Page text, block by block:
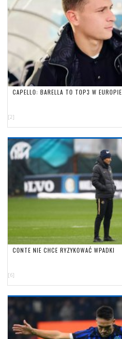
CAPELLO: BARELLA TO TOP3 W EUROPIE
[2]
CONTE NIE CHCE RYZYKOWAĆ WPADKI
[6]